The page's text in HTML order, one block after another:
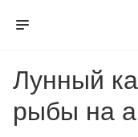
Лунный
рыбы на